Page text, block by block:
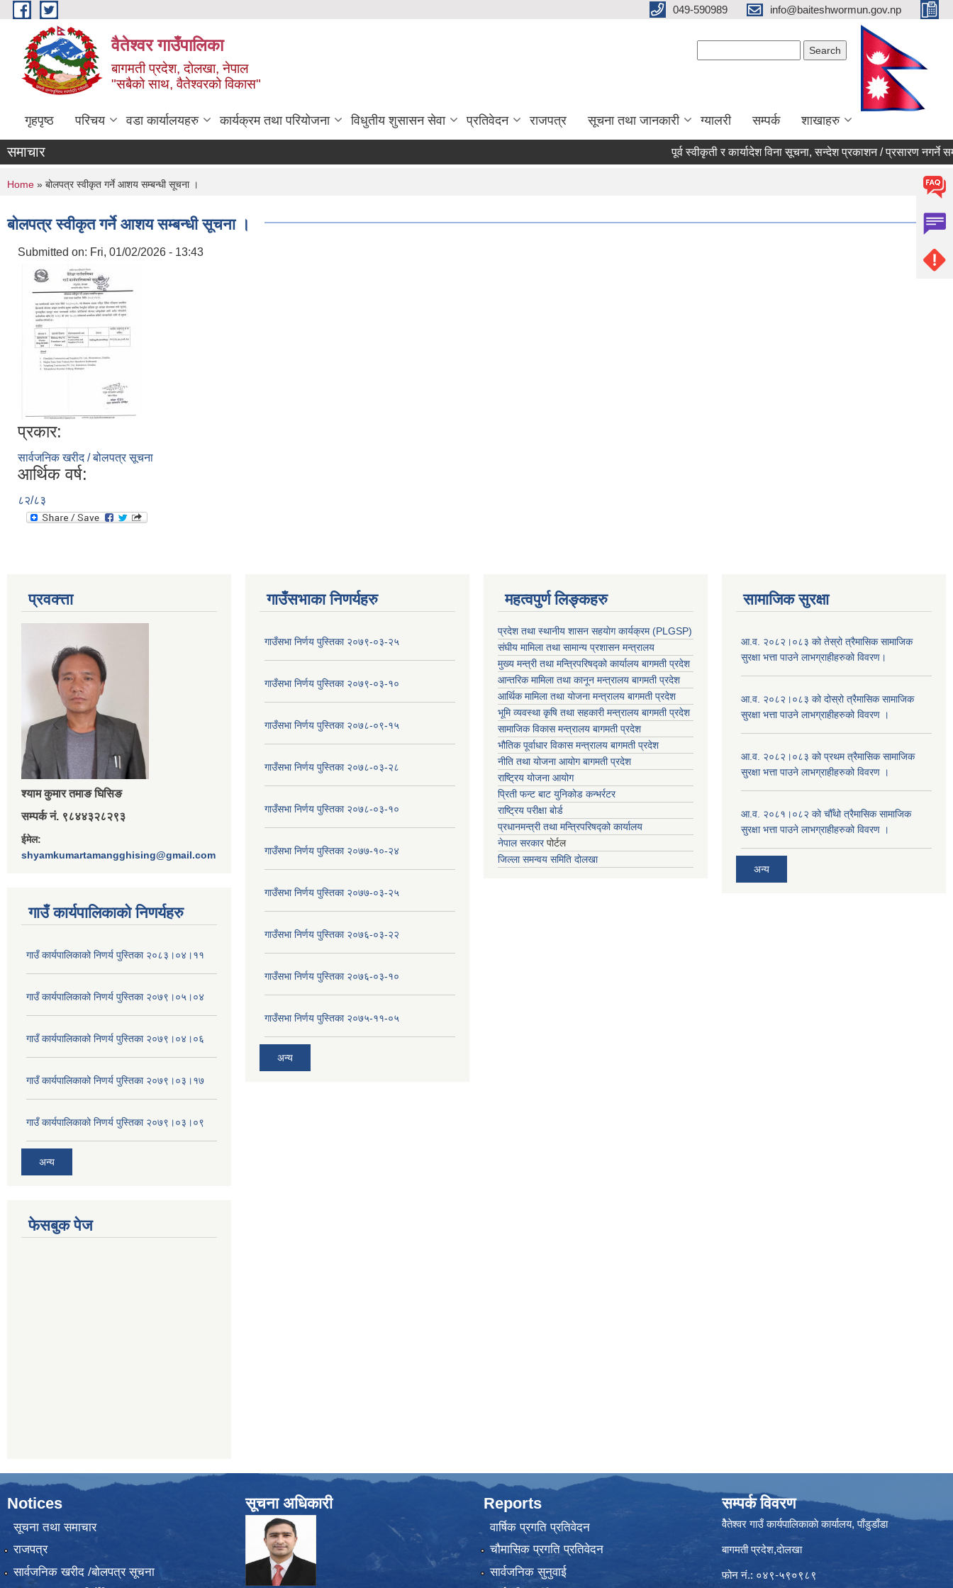
Skip to main content 049-590989 info@baiteshwormun.gov.np
वैतेश्वर गाउँपालिका
बागमती प्रदेश, दाेलखा, नेपाल
"सबैको साथ, वैतेश्वरको विकास"
गृहपृष्ठ परिचय वडा कार्यालयहरु कार्यक्रम तथा परियोजना विधुतीय शुसासन सेवा प्रतिवेदन राजपत्र सूचना तथा जानकारी ग्यालरी सम्पर्क शाखाहरु
समाचार पूर्व स्वीकृती र कार्यादेश विना सूचना, सन्देश प्रकाशन / प्रसारण नगर्ने
You are here
Home » बोलपत्र स्वीकृत गर्ने आशय सम्बन्धी सूचना ।
बोलपत्र स्वीकृत गर्ने आशय सम्बन्धी सूचना ।
Submitted on: Fri, 01/02/2026 - 13:43
प्रकार:
सार्वजनिक खरीद / बोलपत्र सूचना
आर्थिक वर्ष:
८२/८३
प्रवक्त्ता
श्‍याम कुमार तमाङ घिसिङ
सम्पर्क नं. ९८४४३२८२९३
ईमेल:
shyamkumartamangghising@gmail.com
गाउँ कार्यपालिकाकाे निणर्यहरु
गाउँ कार्यपालिकाको निणर्य पुस्तिका २०८३।०४।११
गाउँ कार्यपालिकाको निणर्य पुस्तिका २०७९।०५।०४
गाउँ कार्यपालिकाको निणर्य पुस्तिका २०७९।०४।०६
गाउँ कार्यपालिकाको निणर्य पुस्तिका २०७९।०३।१७
गाउँ कार्यपालिकाको निणर्य पुस्तिका २०७९।०३।०९
अन्य
गाउँसभाका निणर्यहरु
गाउँसभा निर्णय पुस्तिका २०७९-०३-२५
गाउँसभा निर्णय पुस्तिका २०७९-०३-१०
गाउँसभा निर्णय पुस्तिका २०७८-०९-१५
गाउँसभा निर्णय पुस्तिका २०७८-०३-२८
गाउँसभा निर्णय पुस्तिका २०७८-०३-१०
गाउँसभा निर्णय पुस्तिका २०७७-१०-२४
गाउँसभा निर्णय पुस्तिका २०७७-०३-२५
गाउँसभा निर्णय पुस्तिका २०७६-०३-२२
गाउँसभा निर्णय पुस्तिका २०७६-०३-१०
गाउँसभा निर्णय पुस्तिका २०७५-११-०५
अन्य
महत्वपुर्ण लिङ्कहरु
प्रदेश तथा स्थानीय शासन सहयाेग कार्यक्रम (PLGSP)
संघीय मामिला तथा सामान्य प्रशासन मन्त्रालय
मुख्य मन्त्री तथा मन्त्रिपरिषद्को कार्यालय बागमती प्रदेश
आन्तरिक मामिला तथा कानून मन्त्रालय बागमती प्रदेश
आर्थिक मामिला तथा योजना मन्त्रालय बागमती प्रदेश
भूमि व्यवस्था कृषि तथा सहकारी मन्त्रालय बागमती प्रदेश
सामाजिक विकास मन्त्रालय बागमती प्रदेश
भौतिक पूर्वाधार विकास मन्त्रालय बागमती प्रदेश
नीति तथा योजना आयोग बागमती प्रदेश
राष्ट्रिय योजना आयोग
प्रिती फन्ट बाट युनिकोड कन्भर्रटर
राष्ट्रिय परीक्षा बोर्ड
प्रधानमन्त्री तथा मन्त्रिपरिषद्को कार्यालय
नेपाल सरकारपोर्टल
जिल्ला समन्वय समिति दोलखा
सामाजिक सुरक्षा
आ.व. २०८२।०८३ को तेस्रो त्रैमासिक सामाजिक
सुरक्षा भत्ता पाउने लाभग्राहीहरुको विवरण।
आ.व. २०८२।०८३ को दोस्रो त्रैमासिक सामाजिक
सुरक्षा भत्ता पाउने लाभग्राहीहरुको विवरण ।
आ.व. २०८२।०८३ को प्रथम त्रैमासिक सामाजिक
सुरक्षा भत्ता पाउने लाभग्राहीहरुको विवरण ।
आ.व. २०८१।०८२ को चौँथो त्रैमासिक सामाजिक
सुरक्षा भत्ता पाउने लाभग्राहीहरुको विवरण ।
अन्य
फेसबुक पेज
Notices
सूचना तथा समाचार
राजपत्र
सार्वजनिक खरीद /बोलपत्र सूचना
सूचना अधिकारी Reports
वार्षिक प्रगति प्रतिवेदन
चौमासिक प्रगति प्रतिवेदन
सार्वजनिक सुनुवाई
सम्पर्क विवरण
वैेतेश्वर गाउँ कार्यपालिकाकाे कार्यालय, पाँडुडाँडा
बागमती‌ प्रदेश,दाेलखा
फोन नं.: ०४९-५९०९८९